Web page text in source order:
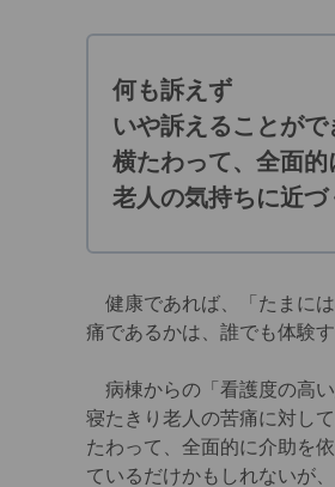
何も訴えず
いや訴えることがで
横たわって、全面
老人の気持ちに近づ
健康であれば、「たまに
痛であるかは、誰でも体験
病棟からの「看護度の高
寝たきり老人の苦痛に対し
たわって、全面的に介助を
ているだけかもしれないが